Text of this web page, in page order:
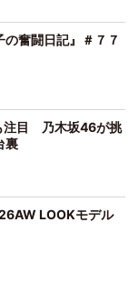
奮闘日記』＃７７
注目 乃木坂46が挑
裏
LOOKモデル